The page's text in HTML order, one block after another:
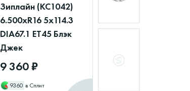
Зиплайн (КС1042)
6.500xR16 5x114.3
DIA67.1 ET45 Блэк
Джек
9 360 ₽
9360 в Сплит